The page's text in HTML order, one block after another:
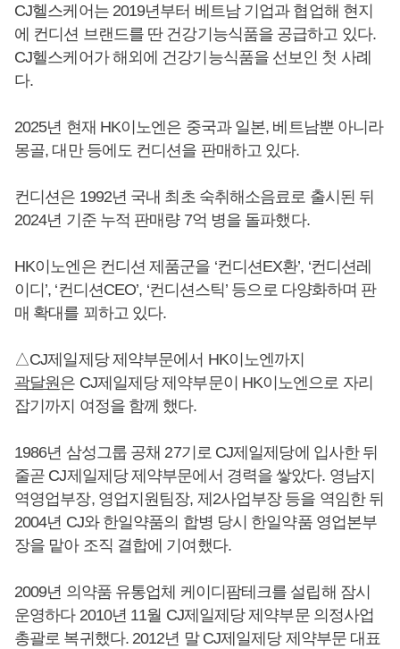
CJ헬스케어는 2019년부터 베트남 기업과 협업해 현지
에 컨디션 브랜드를 딴 건강기능식품을 공급하고 있다.
CJ헬스케어가 해외에 건강기능식품을 선보인 첫 사례
다.
2025년 현재 HK이노엔은 중국과 일본, 베트남뿐 아니라
몽골, 대만 등에도 컨디션을 판매하고 있다.
컨디션은 1992년 국내 최초 숙취해소음료로 출시된 뒤
2024년 기준 누적 판매량 7억 병을 돌파했다.
HK이노엔은 컨디션 제품군을 ‘컨디션EX환’, ‘컨디션레
이디’, ‘컨디션CEO’, ‘컨디션스틱’ 등으로 다양화하며 판
매 확대를 꾀하고 있다.
△CJ제일제당 제약부문에서 HK이노엔까지
곽달원은 CJ제일제당 제약부문이 HK이노엔으로 자리
잡기까지 여정을 함께 했다.
1986년 삼성그룹 공채 27기로 CJ제일제당에 입사한 뒤
줄곧 CJ제일제당 제약부문에서 경력을 쌓았다. 영남지
역영업부장, 영업지원팀장, 제2사업부장 등을 역임한 뒤
2004년 CJ와 한일약품의 합병 당시 한일약품 영업본부
장을 맡아 조직 결합에 기여했다.
2009년 의약품 유통업체 케이디팜테크를 설립해 잠시
운영하다 2010년 11월 CJ제일제당 제약부문 의정사업
총괄로 복귀했다. 2012년 말 CJ제일제당 제약부문 대표